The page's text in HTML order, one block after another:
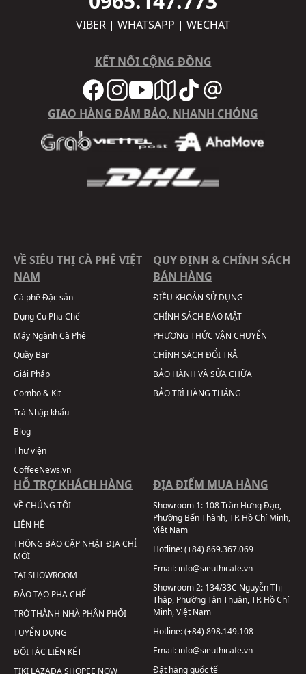
VIBER | WHATSAPP | WECHAT
KẾT NỐI CỘNG ĐỒNG
GIAO HÀNG ĐẢM BẢO, NHANH CHÓNG
VỀ SIÊU THỊ CÀ PHÊ VIỆT
NAM
Cà phê Đặc sản
Dụng Cụ Pha Chế
Máy Ngành Cà Phê
Quầy Bar
Giải Pháp
Combo & Kit
Trà Nhập khẩu
Blog
Thư viện
CoffeeNews.vn
QUY ĐỊNH & CHÍNH SÁCH
BÁN HÀNG
ĐIỀU KHOẢN SỬ DỤNG
CHÍNH SÁCH BẢO MẬT
PHƯƠNG THỨC VẬN CHUYỂN
CHÍNH SÁCH ĐỔI TRẢ
BẢO HÀNH VÀ SỬA CHỮA
BẢO TRÌ HÀNG THÁNG
HỖ TRỢ KHÁCH HÀNG
VỀ CHÚNG TÔI
LIÊN HỆ
THÔNG BÁO CẬP NHẬT ĐỊA CHỈ
MỚI
TẠI SHOWROOM
ĐÀO TẠO PHA CHẾ
TRỞ THÀNH NHÀ PHÂN PHỐI
TUYỂN DỤNG
ĐỐI TÁC LIÊN KẾT
TIKI LAZADASHOPEE NOW
ĐỊA ĐIỂM MUA HÀNG
Showroom 1: 108 Trần Hưng Đạo,
Phường Bến Thành, TP. Hồ Chí Minh,
Việt Nam
Hotline:(+84) 869.367.069
Email: info@sieuthicafe.vn
Showroom 2: 134/33C Nguyễn Thị
Thập, Phường Tân Thuận, TP. Hồ Chí
Minh, Việt Nam
Hotline:(+84) 898.149.108
Email: info@sieuthicafe.vn
Đặt hàng quốc tế